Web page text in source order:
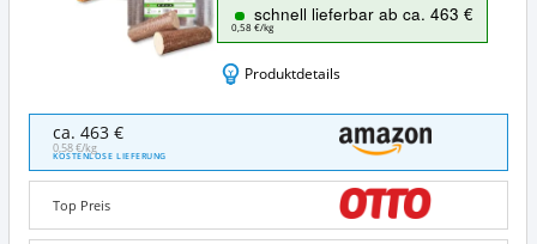
schnell lieferbar ab ca. 463 €
0,58 €/kg
Produktdetails
800kg
Palette
80x10kg
Nestro
Hartholzbriketts
Buche
ca. 463 €
0,58 €/kg
KOSTENLOSE LIEFERUNG
Top Preis